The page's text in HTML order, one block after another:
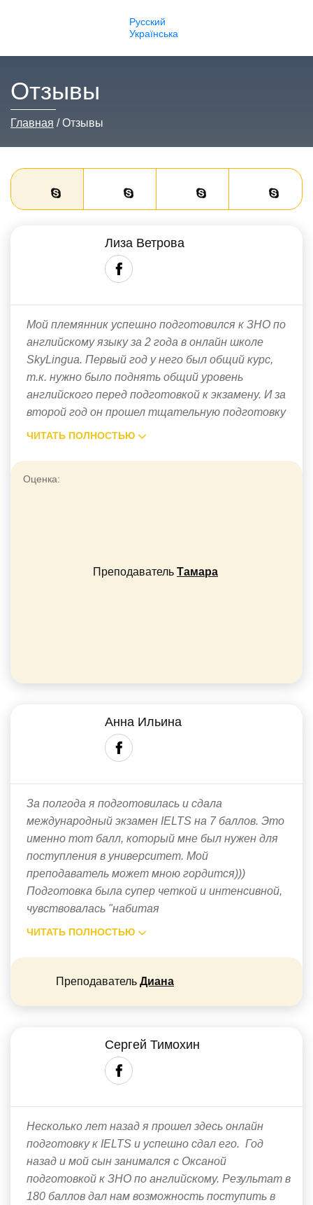
Русский
Українська
Отзывы
Главная Отзывы
Лиза Ветрова
Мой племянник успешно подготовился к ЗНО по
английскому языку за 2 года в онлайн школе
SkyLingua. Первый год у него был общий курс,
т.к. нужно было поднять общий уровень
английского перед подготовкой к экзамену. И за
второй год он прошел тщательную подготовку
ЧИТАТЬ ПОЛНОСТЬЮ
Оценка:
Преподаватель Тамара
Анна Ильина
За полгода я подготовилась и сдала
международный экзамен IELTS на 7 баллов. Это
именно тот балл, который мне был нужен для
поступления в университет. Мой
преподаватель может мною гордится)))
Подготовка была супер четкой и интенсивной,
чувствовалась "набитая
ЧИТАТЬ ПОЛНОСТЬЮ
Преподаватель Диана
Сергей Тимохин
Несколько лет назад я прошел здесь онлайн
подготовку к IELTS и успешно сдал его. Год
назад и мой сын занимался с Оксаной
подготовкой к ЗНО по английскому. Результат в
180 баллов дал нам возможность поступить в